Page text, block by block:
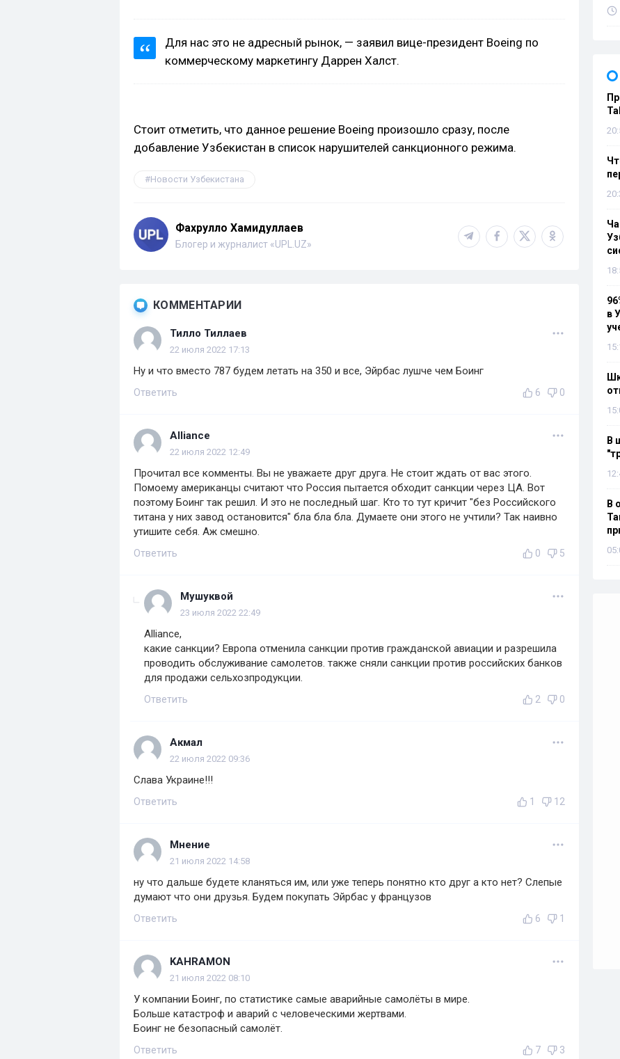
Для нас это не адресный рынок, — заявил вице-президент Boeing по
коммерческому маркетингу Даррен Халст.
Стоит отметить, что данное решение Boeing произошло сразу, после
добавление Узбекистан в список нарушителей санкционного режима.
Новости Узбекистана
Фахрулло Хамидуллаев
Блогер и журналист «UPL.UZ»
КОММЕНТАРИИ
Тилло Тиллаев
22 июля 2022 17:13
Ну и что вместо 787 будем летать на 350 и все, Эйрбас лушче чем Боинг
Ответить 6 0
Alliance
22 июля 2022 12:49
Прочитал все комменты. Вы не уважаете друг друга. Не стоит ждать от вас этого.
Помоему американцы считают что Россия пытается обходит санкции через ЦА. Вот
поэтому Боинг так решил. И это не последный шаг. Кто то тут кричит "без Российского
титана у них завод остановится" бла бла бла. Думаете они этого не учтили? Так наивно
утишите себя. Аж смешно.
Ответить 0 5
Мушуквой
23 июля 2022 22:49
Alliance,
какие санкции? Европа отменила санкции против гражданской авиации и разрешила
проводить обслуживание самолетов. также сняли санкции против российских банков
для продажи сельхозпродукции.
Ответить 2 0
Акмал
22 июля 2022 09:36
Слава Украине!!!
Ответить 1 12
Мнение
21 июля 2022 14:58
ну что дальше будете кланяться им, или уже теперь понятно кто друг а кто нет? Слепые
думают что они друзья. Будем покупать Эйрбас у французов
Ответить 6 1
KAHRAMON
21 июля 2022 08:10
У компании Боинг, по статистике самые аварийные самолёты в мире.
Больше катастроф и аварий с человеческими жертвами.
Боинг не безопасный самолёт.
Ответить 7 3
в
В
В